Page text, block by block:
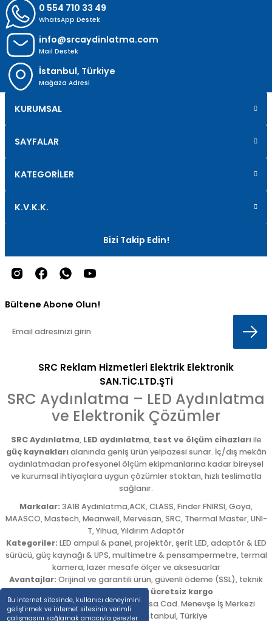
Bu internet sitesinde, kullanıcı deneyimini
geliştirmek ve internet sitesinin verimli
çalışmasını sağlamak amacıyla çerezler
0 554 710 33 49
WhatsApp Destek
info@srcaydinlatma.com
Mail Destek
İstanbul, Türkiye
Mağaza Adresi
KURUMSAL
SAYFALAR
KATEGORİLER
K.V.K.K.
Bizi Takip Edin!
Bültene Abone Olun!
SRC Reklam Hizmetleri Elektrik Elektronik
SAN.TİC.LTD.ŞTİ
SRC Aydınlatma – LED Aydınlatma
ve Elektronik Çözümler
SRC Aydınlatma, LED aydınlatma, test ve ölçüm cihazlarıile
güç kaynaklarıalanında geniş ürün yelpazesi sunar. İç/dış mekân
aydınlatmadan profesyonel ölçüm ekipmanlarına kadar bireysel
ve kurumsal ihtiyaçlara uygun çözümler stoktan, hızlı teslimatla
sağlanır.
Markalar: 3A1B Aydınlatma,ACK, CLASS, Finder FNIRSI, Goya,
MAASCO, Mastech, Meanwell, Mervesan, SRC, Thermal Master, UNI-
T, Yihua, Yıldırım Adaptör
Kategoriler: LED ampul & panel, projektör, şerit LED, adaptör & LED
sürücü, güç kaynağı & UPS, multimetre & pensampermetre, termal
kamera, lazer mesafe ölçer ve aksesuarlar
Avantajlar: Orijinal ve garantili ürün, güvenli ödeme (SSL), teknik
destek,5.000 TL üzeri ücretsiz kargo
Adres: Emekyemez Mah. Okçumusa Cad. Menevşe İş Merkezi
No:22/58,Beyoğlu/ İstanbul, Türkiye